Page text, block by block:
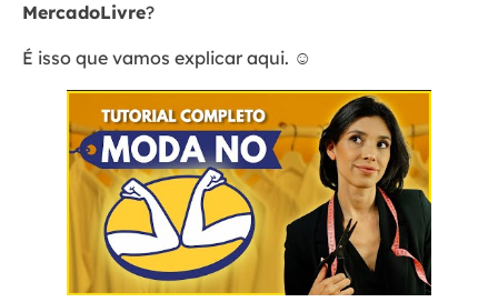
MercadoLivre?
É isso que vamos explicar aqui. ☺️